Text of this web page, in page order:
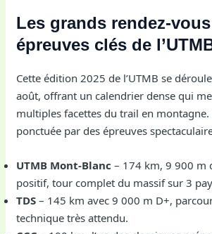
Les grands rendez-
épreuves clés de
Cette édition 2025 de l’UTMB se
août, offrant un calendrier dense qui
multiples facettes du trail en montagne.
ponctuée par des épreuves
UTMB Mont-Blanc – 174 km, 9 900 m
positif, tour complet du massif sur 3
TDS – 145 km avec 9 000 m D+,
technique très attendu.